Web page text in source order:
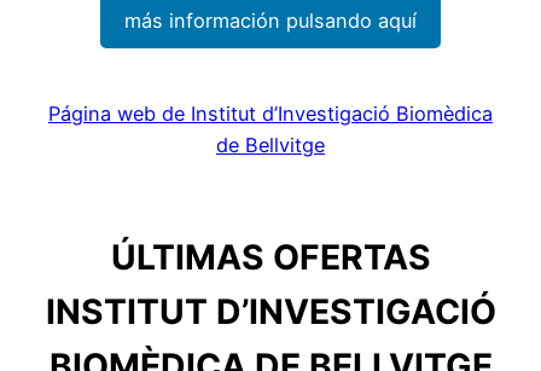
más información pulsando aquí
Página web de Institut d’Investigació Biomèdica
de Bellvitge
ÚLTIMAS OFERTAS
INSTITUT D’INVESTIGACIÓ